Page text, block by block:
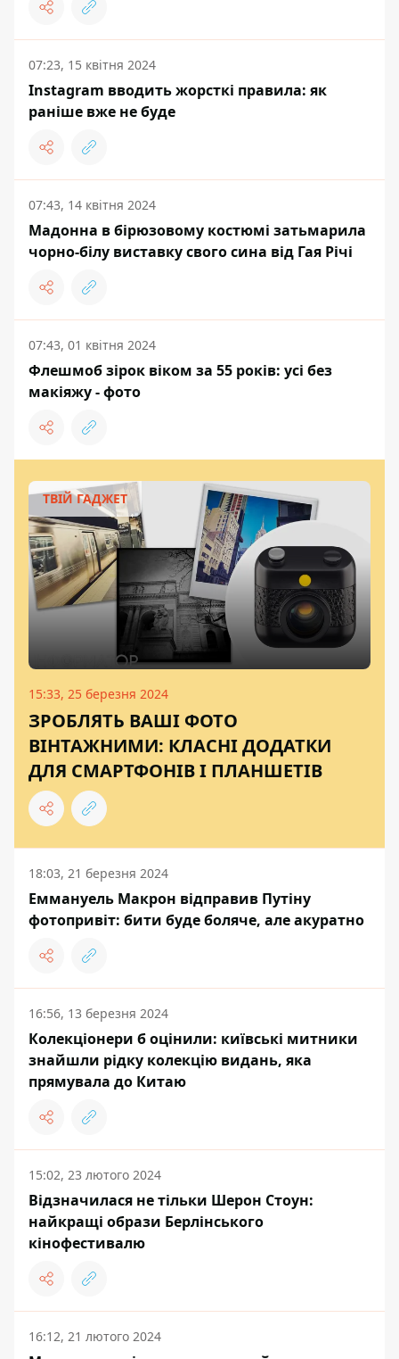
07:23, 15 квітня 2024
Instagram вводить жорсткі правила: як
раніше вже не буде
07:43, 14 квітня 2024
Мадонна в бірюзовому костюмі затьмарила
чорно-білу виставку свого сина від Гая Річі
07:43, 01 квітня 2024
Флешмоб зірок віком за 55 років: усі без
макіяжу - фото
ТВІЙ ГАДЖЕТ
15:33, 25 березня 2024
ЗРОБЛЯТЬ ВАШІ ФОТО
ВІНТАЖНИМИ: КЛАСНІ ДОДАТКИ
ДЛЯ СМАРТФОНІВ І ПЛАНШЕТІВ
18:03, 21 березня 2024
Еммануель Макрон відправив Путіну
фотопривіт: бити буде боляче, але акуратно
16:56, 13 березня 2024
Колекціонери б оцінили: київські митники
знайшли рідку колекцію видань, яка
прямувала до Китаю
15:02, 23 лютого 2024
Відзначилася не тільки Шерон Стоун:
найкращі образи Берлінського
кінофестивалю
16:12, 21 лютого 2024